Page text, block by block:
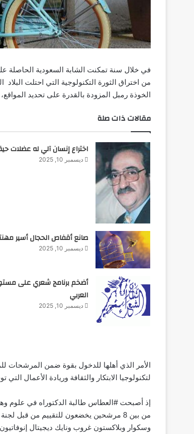
في خلال سنة تمكنت الشابة السعودية الحاصلة
من اختراق الثورة التكنولوجية التي احتلت
الخوذة رمبل المزودة بالقدرة على تحديد
مقالات ذات صلة
اختراع إنسان آلي له عضلات
ديسمبر 10, 2025
صانع أقفاص الحجال أسير
ديسمبر 10, 2025
أضخم برنامج شعري على
العربي
ديسمبر 10, 2025
الأمر الذي أهلها للدخول بقوة ضمن المرشحات
لتكنولوجيا الابتكار والثقافة وريادة الأعمال
إذ أصبحت #العطاس طالبة الدكتوراه في علوم
من بين 8 مرشحين يخضعون للتقييم من قبل
وسكوار وبلاكستون غروب ونايك ديجيتال